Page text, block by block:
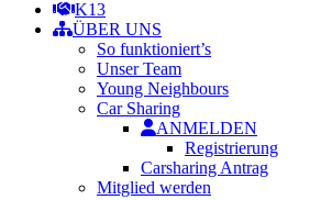
K13
ÜBER UNS
So funktioniert’s
Unser Team
Young Neighbours
Car Sharing
ANMELDEN
Registrierung
Carsharing Antrag
Mitglied werden